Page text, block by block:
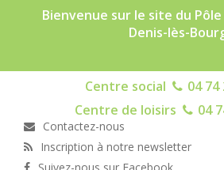
Bienvenue sur le site du
Denis-lès-
Centre social
04 74
Centre de loisirs
04
Contactez-nous
Inscription à notre newsletter